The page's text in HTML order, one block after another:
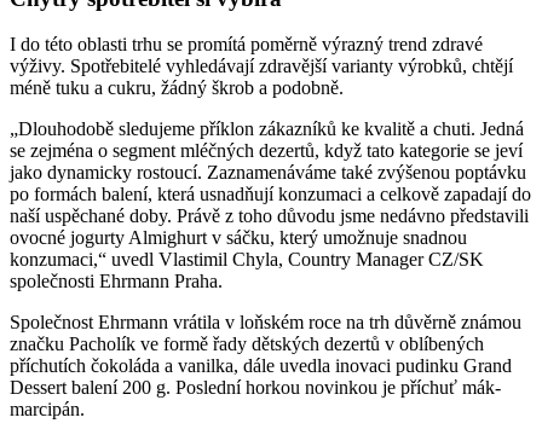
I do této oblasti trhu se promítá poměrně výrazný trend zdravé
výživy. Spotřebitelé vyhledávají zdravější varianty výrobků, chtějí
méně tuku a cukru, žádný škrob a podobně.
„Dlouhodobě sledujeme příklon zákazníků ke kvalitě a chuti. Jedná
se zejména o segment mléčných dezertů, když tato kategorie se jeví
jako dynamicky rostoucí. Zaznamenáváme také zvýšenou poptávku
po formách balení, která usnadňují konzumaci a celkově zapadají do
naší uspěchané doby. Právě z toho důvodu jsme nedávno představili
ovocné jogurty Almighurt v sáčku, který umožnuje snadnou
konzumaci,“ uvedl Vlastimil Chyla, Country Manager CZ/SK
společnosti Ehrmann Praha.
Společnost Ehrmann vrátila v loňském roce na trh důvěrně známou
značku Pacholík ve formě řady dětských dezertů v oblíbených
příchutích čokoláda a vanilka, dále uvedla inovaci pudinku Grand
Dessert balení 200 g. Poslední horkou novinkou je příchuť mák-
marcipán.